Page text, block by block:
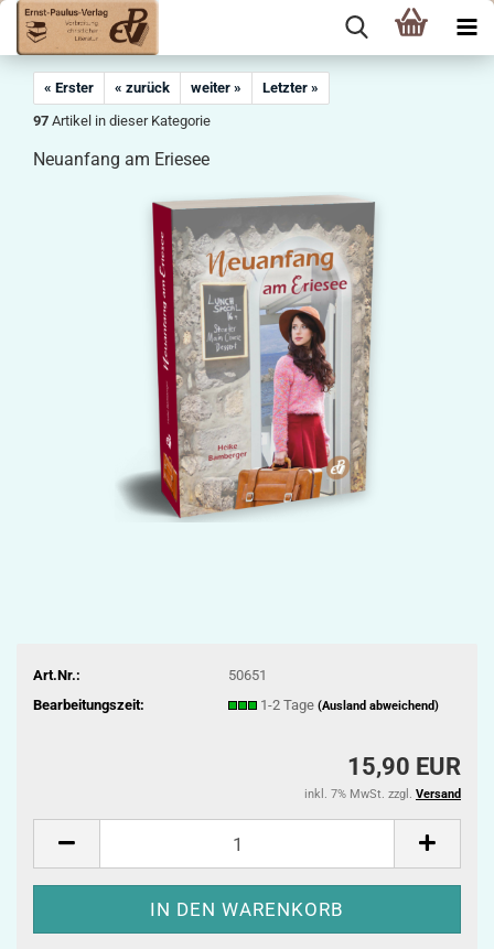
« Erster « zurück weiter »
Letzter »
97 Artikel in dieser Kategorie
Neuanfang am Eriesee
Art.Nr.:
50651
Bearbeitungszeit:
1-2 Tage (Ausland abweichend)
15,90 EUR
inkl. 7% MwSt. zzgl. Versand